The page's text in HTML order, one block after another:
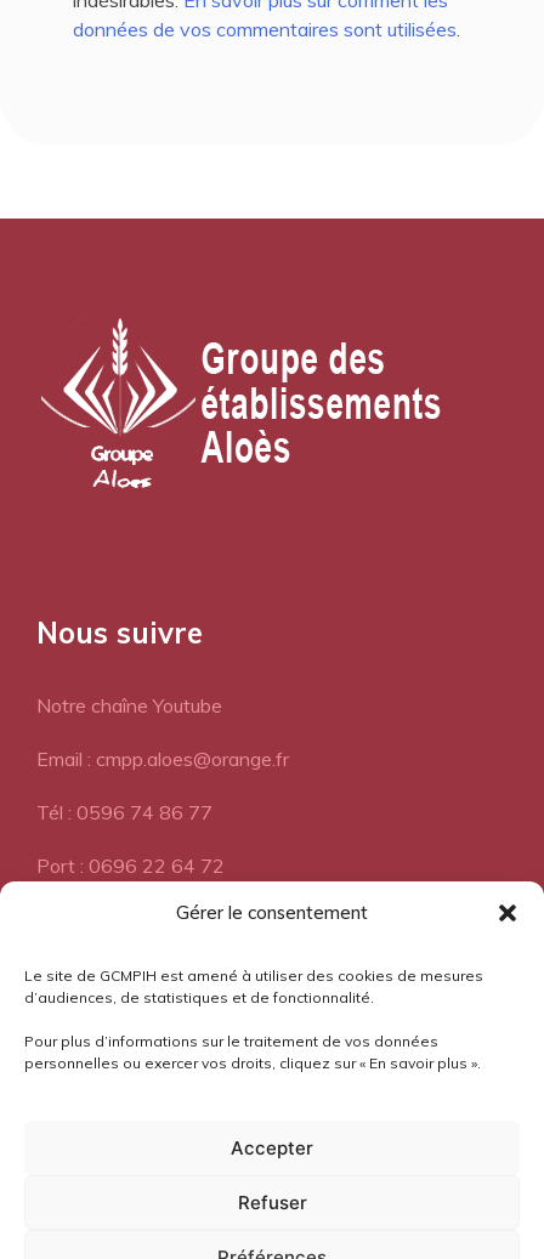
Gérer le consentement
Le site de GCMPIH est amené à utiliser des cookies de mesures
d’audiences, de statistiques et de fonctionnalité.
Pour plus d’informations sur le traitement de vos données
personnelles ou exercer vos droits, cliquez sur « En savoir plus ».
Accepter
Refuser
données de vos commentaires sont utilisées
Nous suivre
Notre chaîne Youtube
Email : cmpp.aloes@orange.fr
Tél : 0596 74 86 77
Port : 0696 22 64 72
A propos
Pourquoi l'Aloès?